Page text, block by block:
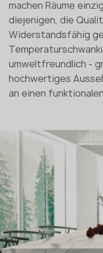
machen Räume
diejenigen, die
Widerstandsfähig
umweltfreundlich -
hochwertiges
an einen